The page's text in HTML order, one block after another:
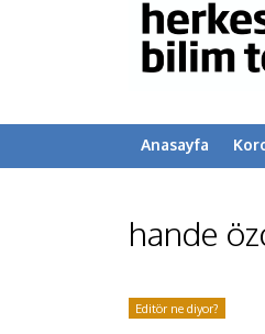
Anasayfa
hande
Editör ne diyor?